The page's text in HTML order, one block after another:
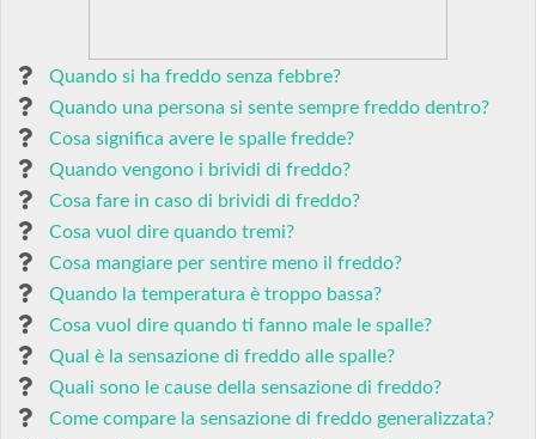
Quando si ha freddo senza febbre?
Quando una persona si sente sempre freddo dentro?
Cosa significa avere le spalle fredde?
Quando vengono i brividi di freddo?
Cosa fare in caso di brividi di freddo?
Cosa vuol dire quando tremi?
Cosa mangiare per sentire meno il freddo?
Quando la temperatura è troppo bassa?
Cosa vuol dire quando ti fanno male le spalle?
Qual è la sensazione di freddo alle spalle?
Quali sono le cause della sensazione di freddo?
Come compare la sensazione di freddo generalizzata?